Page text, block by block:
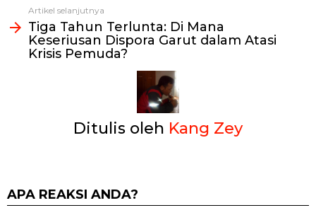
Artikel selanjutnya
Tiga Tahun Terlunta: Di Mana
Keseriusan Dispora Garut dalam Atasi
Krisis Pemuda?
Ditulis oleh Kang Zey
APA REAKSI ANDA?